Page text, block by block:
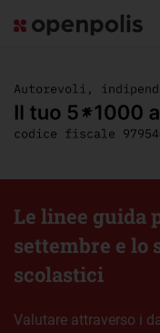
Le linee guida
settembre e lo
scolastici
Valutare attraverso i